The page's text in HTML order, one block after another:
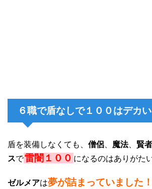
６職で盾なしで１００はデカい
盾を装備しなくても、 僧侶 魔法、 賢者
スで雷闇１００ になるのはありがた
ゼルメアは夢が詰まっていました！